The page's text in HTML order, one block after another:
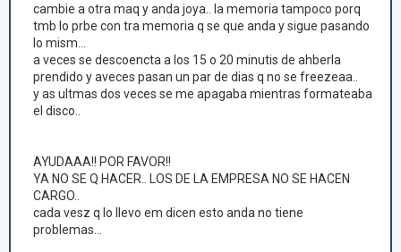
cambie a otra maq y anda joya.. la memoria tampoco porq
tmb lo prbe con tra memoria q se que anda y sigue pasando
lo mism...
a veces se descoencta a los 15 o 20 minutis de ahberla
prendido y aveces pasan un par de dias q no se freezeaa..
y as ultmas dos veces se me apagaba mientras formateaba
el disco..
AYUDAAA!! POR FAVOR!!
YA NO SE Q HACER.. LOS DE LA EMPRESA NO SE HACEN
CARGO..
cada vesz q lo llevo em dicen esto anda no tiene
problemas...